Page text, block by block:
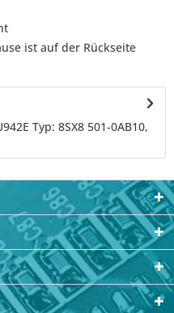
ist auf der Rückseite
Typ: 8SX8 501-0AB10,